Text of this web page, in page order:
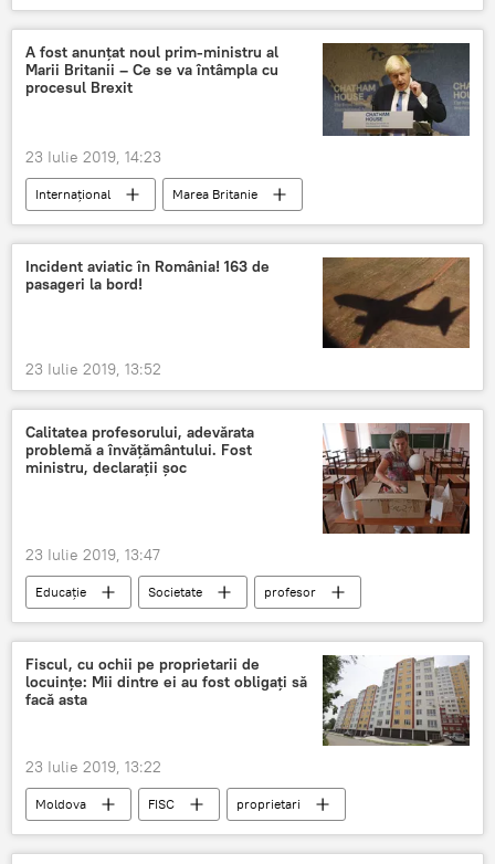
Viorica Dăncilă
A fost anunţat noul prim-ministru al
Marii Britanii – Ce se va întâmpla cu
procesul Brexit
23 Iulie 2019, 14:23
Internaţional
Marea Britanie
Boris Johnson
Partidul Conservator
Incident aviatic în România! 163 de
pasageri la bord!
23 Iulie 2019, 13:52
Calitatea profesorului, adevărata
problemă a învățământului. Fost
ministru, declarații șoc
23 Iulie 2019, 13:47
Educație Societate
profesor
problemă
Ministru
Fiscul, cu ochii pe proprietarii de
locuințe: Mii dintre ei au fost obligați să
facă asta
23 Iulie 2019, 13:22
Moldova FISC
proprietari
Case